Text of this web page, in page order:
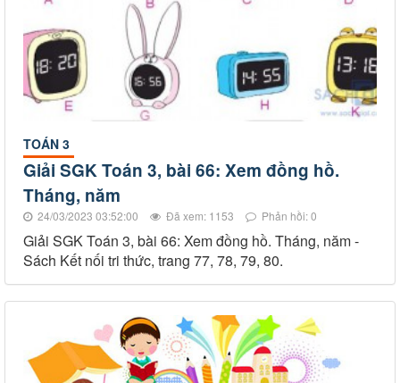
TOÁN 3
Giải SGK Toán 3, bài 66: Xem đồng hồ.
Tháng, năm
24/03/2023 03:52:00 Đã xem: 1153 Phản hồi: 0
Giải SGK Toán 3, bài 66: Xem đồng hồ. Tháng, năm -
Sách Kết nối tri thức, trang 77, 78, 79, 80.